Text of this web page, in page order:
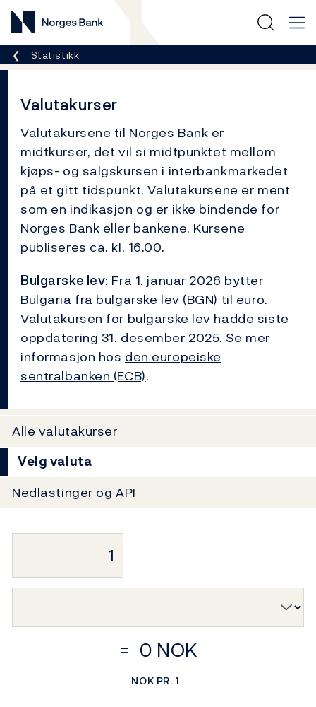
Norges Bank
Her er du nå:
Statistikk
Valutakurser
Valutakursene til Norges Bank er
midtkurser, det vil si midtpunktet mellom
kjøps- og salgskursen i interbankmarkedet
på et gitt tidspunkt. Valutakursene er ment
som en indikasjon og er ikke bindende for
Norges Bank eller bankene. Kursene
publiseres ca. kl. 16.00.
Bulgarske lev: Fra 1. januar 2026 bytter
Bulgaria fra bulgarske lev (BGN) til euro.
Valutakursen for bulgarske lev hadde siste
oppdatering 31. desember 2025. Se mer
informasjon hos den europeiske
sentralbanken (ECB).
Alle valutakurser
Velg valuta
Nedlastinger og API
= 0 NOK
NOK PR. 1